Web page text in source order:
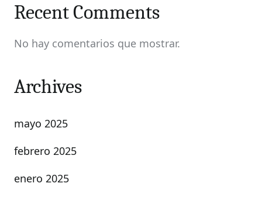
Recent Comments
No hay comentarios que mostrar.
Archives
mayo 2025
febrero 2025
enero 2025